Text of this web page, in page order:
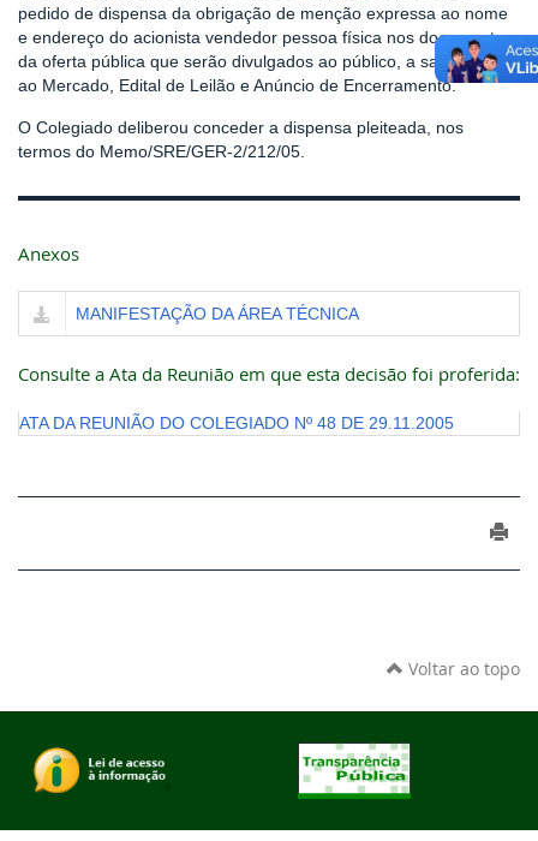
pedido de dispensa da obrigação de menção expressa ao nome
e endereço do acionista vendedor pessoa física nos documentos
da oferta pública que serão divulgados ao público, a saber: Aviso
ao Mercado, Edital de Leilão e Anúncio de Encerramento.
O Colegiado deliberou conceder a dispensa pleiteada, nos
termos do Memo/SRE/GER-2/212/05.
Anexos
MANIFESTAÇÃO DA ÁREA TÉCNICA
Consulte a Ata da Reunião em que esta decisão foi proferida:
ATA DA REUNIÃO DO COLEGIADO Nº 48 DE 29.11.2005
Voltar ao topo